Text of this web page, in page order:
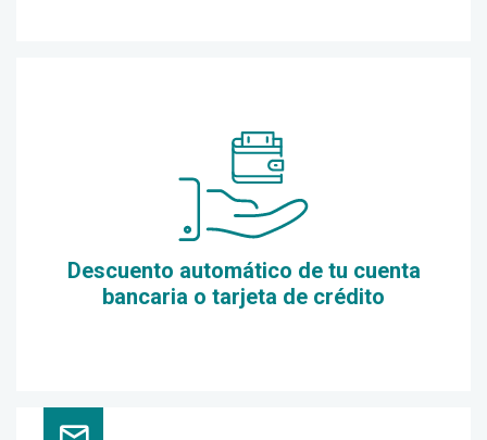
Descuento automático de tu cuenta
bancaria o tarjeta de crédito